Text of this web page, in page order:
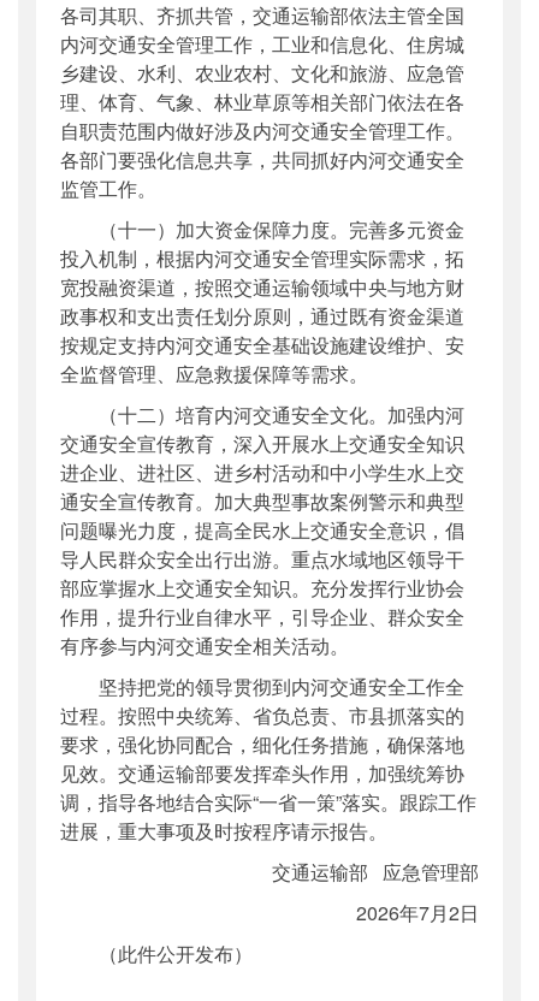
各司其职、齐抓共管，交通运输部依法主管全国
内河交通安全管理工作，工业和信息化、住房城
乡建设、水利、农业农村、文化和旅游、应急管
理、体育、气象、林业草原等相关部门依法在各
自职责范围内做好涉及内河交通安全管理工作。
各部门要强化信息共享，共同抓好内河交通安全
监管工作。
（十一）加大资金保障力度。完善多元资金
投入机制，根据内河交通安全管理实际需求，拓
宽投融资渠道，按照交通运输领域中央与地方财
政事权和支出责任划分原则，通过既有资金渠道
按规定支持内河交通安全基础设施建设维护、安
全监督管理、应急救援保障等需求。
（十二）培育内河交通安全文化。加强内河
交通安全宣传教育，深入开展水上交通安全知识
进企业、进社区、进乡村活动和中小学生水上交
通安全宣传教育。加大典型事故案例警示和典型
问题曝光力度，提高全民水上交通安全意识，倡
导人民群众安全出行出游。重点水域地区领导干
部应掌握水上交通安全知识。充分发挥行业协会
作用，提升行业自律水平，引导企业、群众安全
有序参与内河交通安全相关活动。
坚持把党的领导贯彻到内河交通安全工作全
过程。按照中央统筹、省负总责、市县抓落实的
要求，强化协同配合，细化任务措施，确保落地
见效。交通运输部要发挥牵头作用，加强统筹协
调，指导各地结合实际“一省一策”落实。跟踪工作
进展，重大事项及时按程序请示报告。
交通运输部 应急管理部
2026年7月2日
（此件公开发布）